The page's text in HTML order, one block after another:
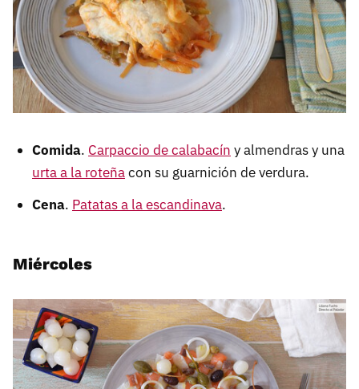
Comida. Carpaccio de calabacín y almendras y una
urta a la roteñacon su guarnición de verdura.
Cena. Patatas a la escandinava.
Miércoles